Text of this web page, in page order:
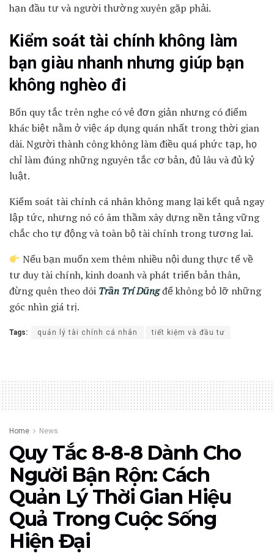
hạn đầu tư và người thường xuyên gặp phải.
Kiểm soát tài chính không làm
bạn giàu nhanh nhưng giúp bạn
không nghèo đi
Bốn quy tắc trên nghe có vẻ đơn giản nhưng có điểm
khác biệt nằm ở việc áp dụng quán nhất trong thời gian
dài. Người thành công không làm điều quá phức tạp, họ
chỉ làm đúng những nguyên tắc cơ bản, đủ lâu và đủ kỷ
luật.
Kiểm soát tài chính cá nhân không mang lại kết quả ngay
lập tức, nhưng nó có âm thầm xây dựng nền tảng vững
chắc cho tự động và toàn bộ tài chính trong tương lai.
Nếu bạn muốn xem thêm nhiều nội dung thực tế về
tư duy tài chính, kinh doanh và phát triển bản thân,
đừng quên theo dõi Trần Trí Dũngđể không bỏ lỡ những
góc nhìn giá trị.
Tags: quản lý tài chính cá nhân tiết kiệm và đầu tư
Home News
Quy Tắc 8-8-8 Dành Cho
Người Bận Rộn: Cách
Quản Lý Thời Gian Hiệu
Quả Trong Cuộc Sống
Hiện Đại